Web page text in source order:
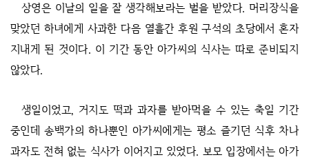
상영은 이날의 일을 잘 생각해보라는 벌을 받았다. 머리장식을
맞았던 하녀에게 사과한 다음 열흘간 후원 구석의 초당에서 혼자
지내게 된 것이다. 이 기간 동안 아가씨의 식사는 따로 준비되지
않았다.
생일이었고, 거지도 떡과 과자를 받아먹을 수 있는 축일 기간
중인데 송백가의 하나뿐인 아가씨에게는 평소 즐기던 식후 차나
과자도 전혀 없는 식사가 이어지고 있었다. 보모 입장에서는 아가